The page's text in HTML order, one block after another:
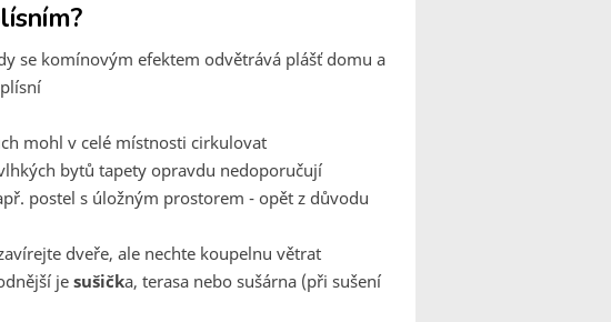
se komínovým efektem odvětrává plášť domu a
mohl v celé místnosti cirkulovat
bytů tapety opravdu nedoporučují
postel s úložným prostorem - opět z důvodu
dveře, ale nechte koupelnu větrat
jesušička, terasa nebo sušárna (při sušení